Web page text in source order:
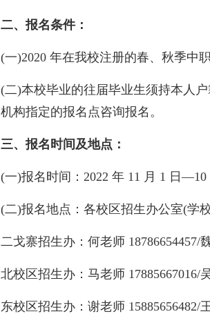
二、报名条件：
(一)2020 年在我校注册的春、秋季中
(二)本校毕业的往届毕业生须持本人
机构指定的报名点咨询报名。
三、报名时间及地点：
(一)报名时间：2022 年 11 月 1 日—10
(二)报名地点：各校区招生办公室(学
二戈寨招生办：何老师 18786654457/
北校区招生办：马老师 17885667016/
东校区招生办：谢老师 15885656482/